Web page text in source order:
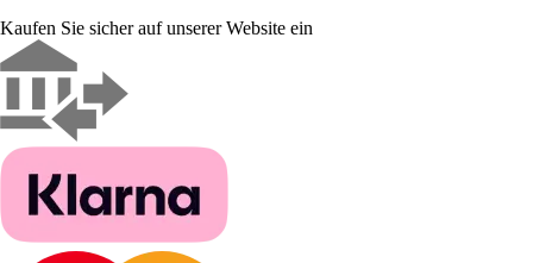
Kaufen Sie sicher auf unserer Website ein